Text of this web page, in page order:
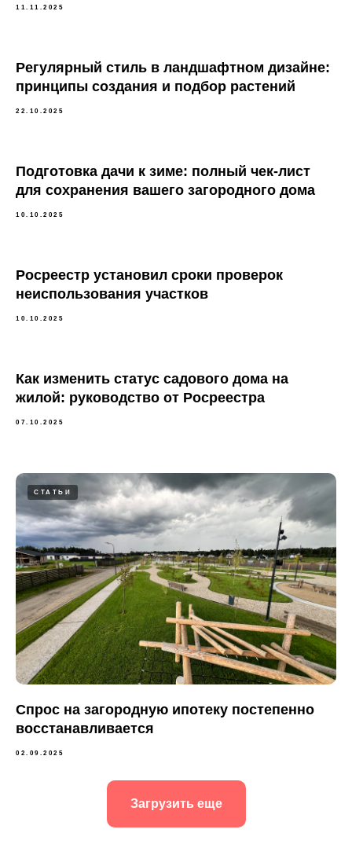
11.11.2025
Регулярный стиль в ландшафтном дизайне:
принципы создания и подбор растений
22.10.2025
Подготовка дачи к зиме: полный чек-лист
для сохранения вашего загородного дома
10.10.2025
Росреестр установил сроки проверок
неиспользования участков
10.10.2025
Как изменить статус садового дома на
жилой: руководство от Росреестра
07.10.2025
СТАТЬИ
Спрос на загородную ипотеку постепенно
восстанавливается
02.09.2025
Загрузить еще